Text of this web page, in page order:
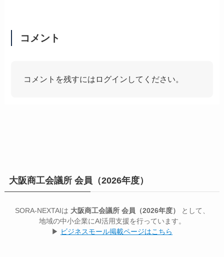
コメント
コメントを残すにはログインしてください。
大阪商工会議所 会員（2026年度）
SORA-NEXTAIは 大阪商工会議所 会員（2026年度）
として、
地域の中小企業にAI活用支援を行っています。
▶ ビジネスモール掲載ページはこちら